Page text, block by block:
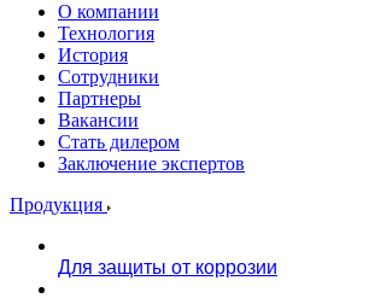
О компании
Технология
История
Сотрудники
Партнеры
Вакансии
Стать дилером
Заключение экспертов
Продукция
Для защиты от коррозии